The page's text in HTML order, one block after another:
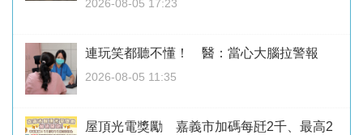
2026-08-05 17:23
連玩笑都聽不懂！ 醫：當心大腦拉警報
2026-08-05 11:35
屋頂光電獎勵 嘉義市加碼每瓩2千、最高2